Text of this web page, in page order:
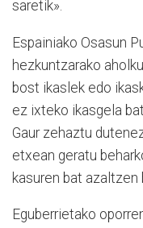
saretik».
Espainiako Osasun
hezkuntzarako
bost ikaslek edo
ez ixteko ikasgela
Gaur zehaztu
etxean geratu
kasuren bat azaltzen
Eguberrietako